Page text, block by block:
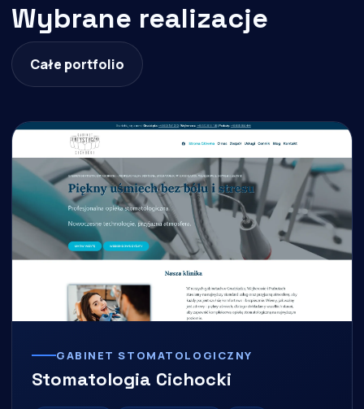
Wybrane realizacje
Całe portfolio
GABINET STOMATOLOGICZNY
Stomatologia Cichocki